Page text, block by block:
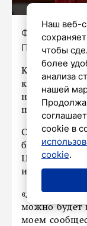
Фото: пресс-
Петербурга
К 90-летию
канале
нет» с
Об этом
балета
Цискаридзе,
интервью.
можно будет
моем
Наш веб-
чтобы
более
анализа
нашей
cookie в
cookie.